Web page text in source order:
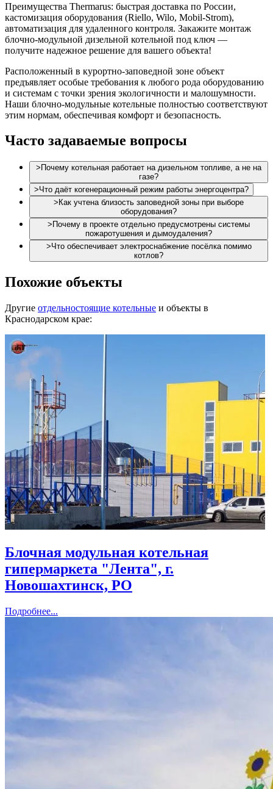
Преимущества Thermarus: быстрая доставка по России,
кастомизация оборудования (Riello, Wilo, Mobil-Strom),
автоматизация для удаленного контроля. Закажите монтаж
блочно-модульной дизельной котельной под ключ —
получите надежное решение для вашего объекта!
Расположенный в курортно-заповедной зоне объект
предъявляет особые требования к любого рода оборудованию
и системам с точки зрения экологичности и малошумности.
Наши блочно-модульные котельные полностью соответствуют
этим нормам, обеспечивая комфорт и безопасность.
Часто задаваемые вопросы
> Почему котельная работает на дизельном топливе, а не на
газе?
>Что даёт когенерационный режим работы энергоцентра?
> Как учтена близость заповедной зоны при выборе
оборудования?
> Почему в проекте отдельно предусмотрены системы
пожаротушения и дымоудаления?
>Что обеспечивает электроснабжение посёлка помимо
котлов?
Похожие объекты
Другие отдельностоящие котельные и объекты в
Краснодарском крае:
Блочная модульная котельная
гипермаркета "Лента", г.
Новошахтинск, РО
Подробнее...